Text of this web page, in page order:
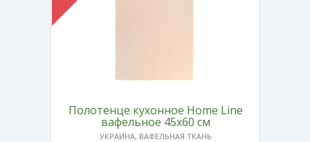
Полотенце кухонное Home Line
вафельное 45х60 см
УКРАИНА, ВАФЕЛЬНАЯ ТКАНЬ